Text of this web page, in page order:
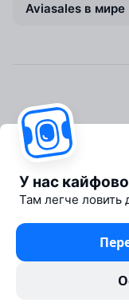
Aviasales в мире
У нас
Там легче